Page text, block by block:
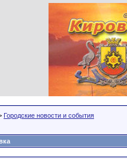
Городские новости и события